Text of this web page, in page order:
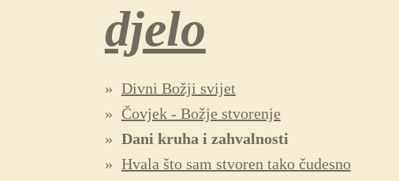
djelo
Divni Božji svijet
Čovjek - Božje stvorenje
Dani kruha i zahvalnosti
Hvala što sam stvoren tako čudesno